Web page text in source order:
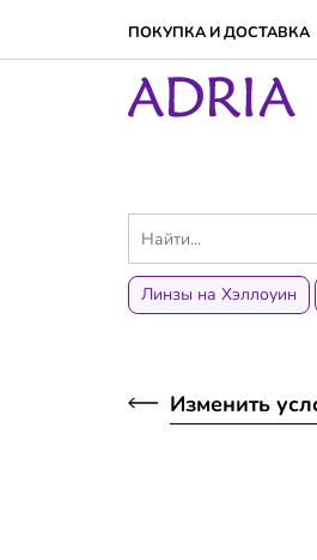
ПОКУПКА И ДОСТАВКA
Линзы на Хэллоуин
Изменить